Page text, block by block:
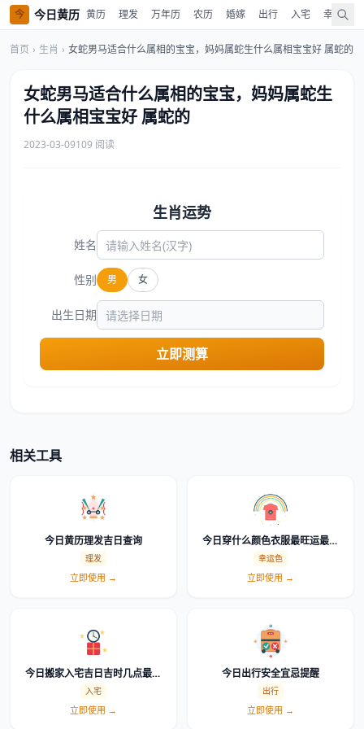
今 今日黄历 黄历 理发 万年历 农历 婚嫁 出行 入宅 幸运色
首页 › 生肖 › 女蛇男马适合什么属相的宝宝，妈妈属蛇生什么属相宝宝好 属蛇的
女蛇男马适合什么属相的宝宝，妈妈属蛇生
什么属相宝宝好 属蛇的
2023-03-09109 阅读
生肖运势
姓名
性别 男 女
出生日期
立即测算
相关工具
今日黄历理发吉日查询
理发
立即使用 →
今日穿什么颜色衣服最旺运最吉
利幸运色查询
幸运色
立即使用 →
今日搬家入宅吉日吉时几点最好
怎么选时辰
入宅
立即使用 →
今日出行安全宜忌提醒
出行
立即使用 →